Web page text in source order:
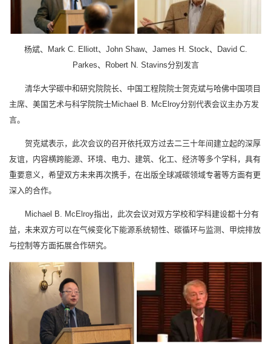
杨斌、Mark C. Elliott、John Shaw、James H. Stock、David C.
Parkes、Robert N. Stavins分别发言
清华大学碳中和研究院院长、中国工程院院士贺克斌与哈佛中国项目
主席、美国艺术与科学院院士Michael B. McElroy分别代表会议主办方发
言。
贺克斌表示，此次会议的召开依托双方过去二三十年间建立起的深厚
友谊，内容横跨能源、环境、电力、建筑、化工、经济等多个学科，具有
重要意义，希望双方未来再次携手，在出版全球减碳领域专著等方面有更
深入的合作。
Michael B. McElroy指出，此次会议对双方学校和学科建设都十分有
益，未来双方可以在气候变化下能源系统韧性、碳循环与监测、甲烷排放
与控制等方面拓展合作研究。